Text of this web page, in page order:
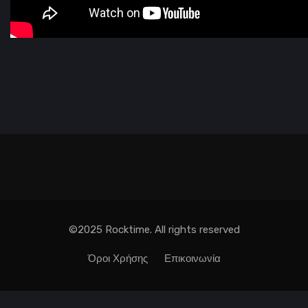
©2025 Rocktime. All rights reserved
Όροι Χρήσης Επικοινωνία